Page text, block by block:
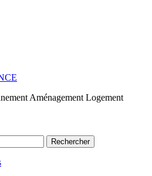
Aménagement Logement
Rechercher